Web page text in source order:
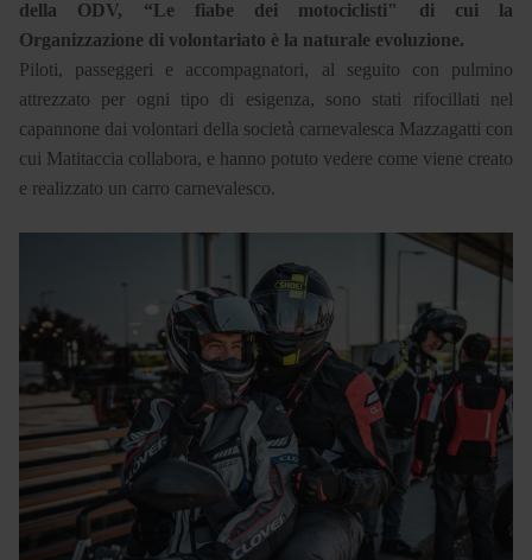
della ODV, “Le fiabe dei motociclisti" di cui la
Organizzazione di volontariato è la naturale evoluzione.
Piloti, passeggeri e accompagnatori, al seguito con pulmino
attrezzato per ogni tipo di esigenza, sono stati rifocillati nel
capannone dai volontari della società carnevalesca Mazzagatti con
cui Matitaccia collabora, e hanno potuto vedere come viene creato
e realizzato un carro carnevalesco.